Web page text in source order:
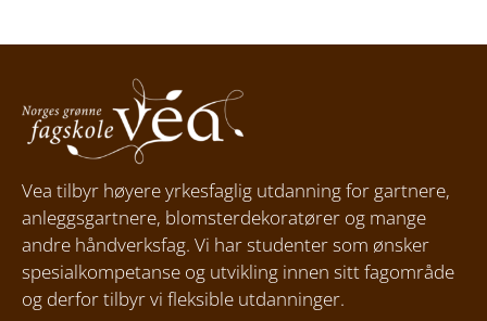
Vea tilbyr høyere yrkesfaglig utdanning for gartnere,
anleggsgartnere, blomsterdekoratører og mange
andre håndverksfag. Vi har studenter som ønsker
spesialkompetanse og utvikling innen sitt fagområde
og derfor tilbyr vi fleksible utdanninger.